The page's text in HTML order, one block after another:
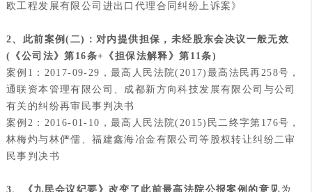
欧工程发展有限公司进出口代理合同纠纷上诉案》
2、此前案例(二)：对内提供担保，未经股东会决议一般无效
(《公司法》第16条+《担保法解释》第11条)
案例1：2017-09-29，最高人民法院(2017)最高法民再258号，
通联资本管理有限公司、成都新方向科技发展有限公司与公司
有关的纠纷再审民事判决书
案例2：2016-01-10，最高人民法院(2015)民二终字第176号，
林梅灼与林俨儒、福建鑫海冶金有限公司等股权转让纠纷二审
民事判决书
3、《九民会议纪要》改变了此前最高法院公报案例的意见为